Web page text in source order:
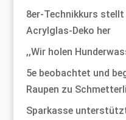
8er-Technikkurs stellt
Acrylglas-Deko her
,,Wir holen
5e beobachtet und
Raupen zu
Sparkasse